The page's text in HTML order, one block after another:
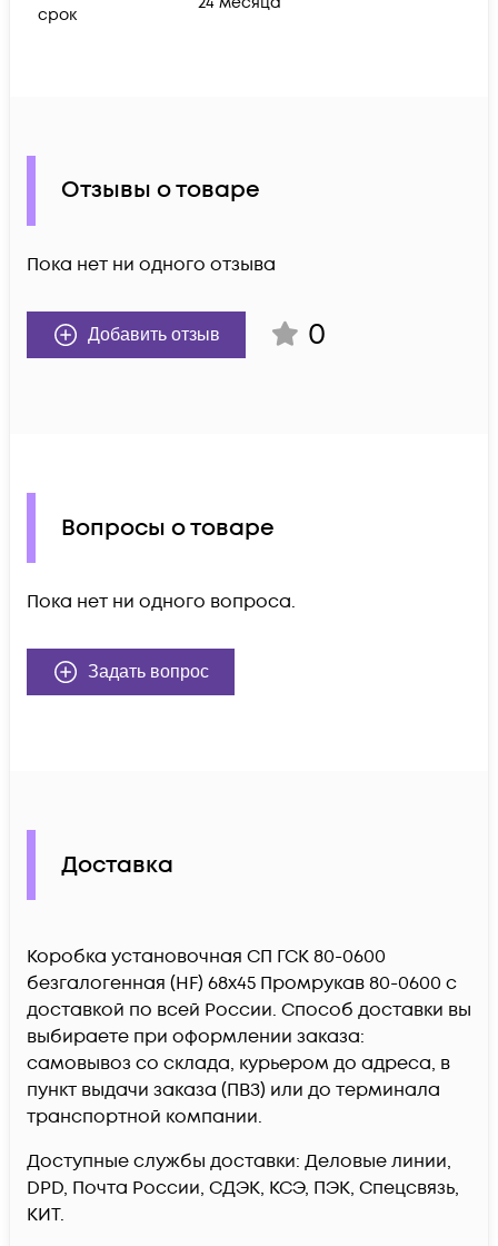
срок
Отзывы о товаре
Пока нет ни одного отзыва
Добавить отзыв 0
Вопросы о товаре
Пока нет ни одного вопроса.
Задать вопрос
Доставка
Коробка установочная СП ГСК 80-0600
безгалогенная (HF) 68х45 Промрукав 80-0600 c
доставкой по всей России. Способ доставки вы
выбираете при оформлении заказа:
самовывоз со склада, курьером до адреса, в
пункт выдачи заказа (ПВЗ) или до терминала
транспортной компании.
Доступные службы доставки: Деловые линии,
DPD, Почта России, СДЭК, КСЭ, ПЭК, Спецсвязь,
КИТ.